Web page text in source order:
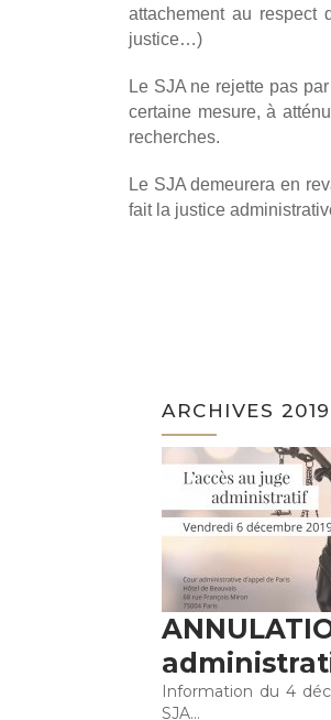
attachement au respect
justice…)
Le SJA ne rejette pas
certaine mesure, à
recherches.
Le SJA demeurera en
fait la justice
ARCHIVES
Information du 4
SJA…